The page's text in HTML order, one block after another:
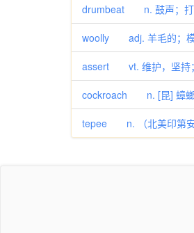
drumbeat n. 鼓声；打
woolly adj. 羊毛的；模
assert vt. 维护，坚持
cockroach n. [昆] 蟑
tepee n. （北美印第安